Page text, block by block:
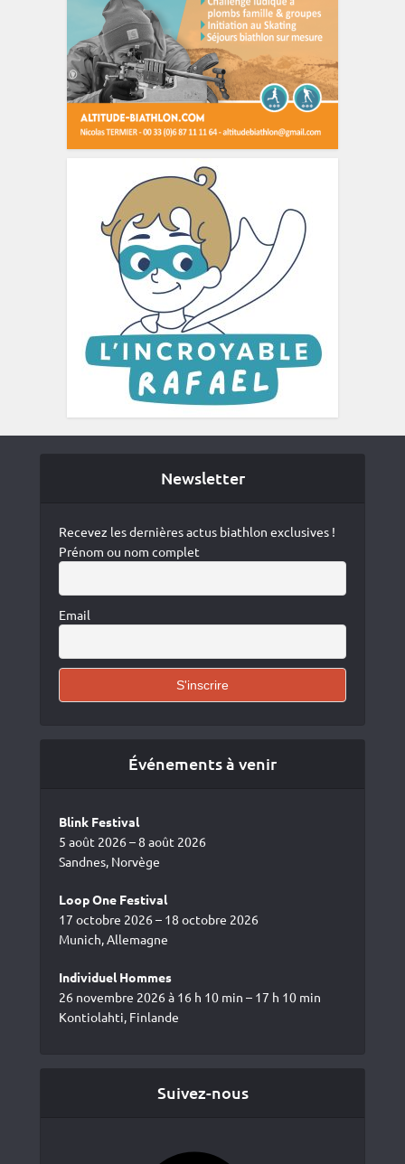
Newsletter
Recevez les dernières actus biathlon exclusives !
Prénom ou nom complet
Email
Événements à venir
Blink Festival
5 août 2026 – 8 août 2026
Sandnes, Norvège
Loop One Festival
17 octobre 2026 – 18 octobre 2026
Munich, Allemagne
Individuel Hommes
26 novembre 2026 à 16 h 10 min – 17 h 10 min
Kontiolahti, Finlande
Suivez-nous